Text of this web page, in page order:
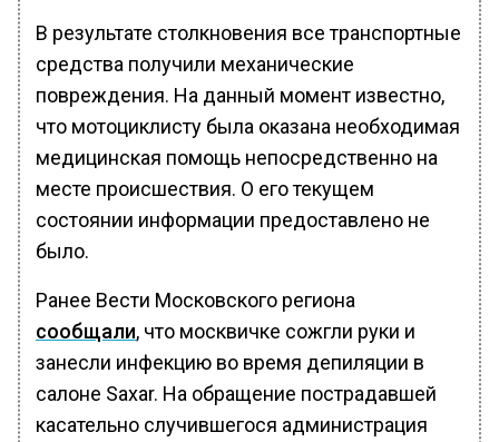
В результате столкновения все транспортные
средства получили механические
повреждения. На данный момент известно,
что мотоциклисту была оказана необходимая
медицинская помощь непосредственно на
месте происшествия. О его текущем
состоянии информации предоставлено не
было.
Ранее Вести Московского региона
сообщали, что москвичке сожгли руки и
занесли инфекцию во время депиляции в
салоне Saxar. На обращение пострадавшей
касательно случившегося администрация